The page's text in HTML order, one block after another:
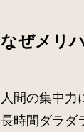
なぜメリ
人間の集中力
長時間ダラダ